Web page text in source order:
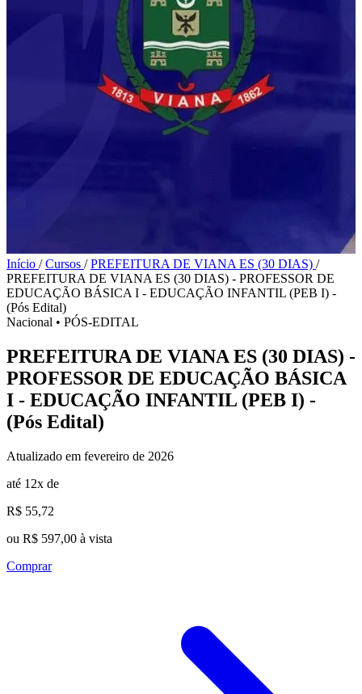
Início / Cursos / PREFEITURA DE VIANA ES (30 DIAS) /
PREFEITURA DE VIANA ES (30 DIAS) - PROFESSOR DE
EDUCAÇÃO BÁSICA I - EDUCAÇÃO INFANTIL (PEB I) -
(Pós Edital)
Nacional • PÓS-EDITAL
PREFEITURA DE VIANA ES (30 DIAS) -
PROFESSOR DE EDUCAÇÃO BÁSICA
I - EDUCAÇÃO INFANTIL (PEB I) -
(Pós Edital)
Atualizado em fevereiro de 2026
até 12x de
R$ 55,72
ou R$ 597,00 à vista
Comprar